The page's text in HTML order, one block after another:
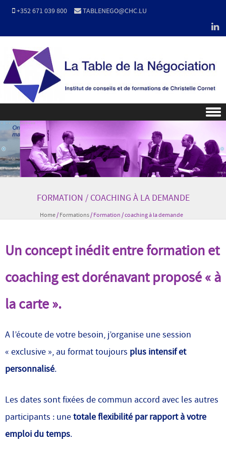
+352 671 039 800 TABLENEGO@CHC.LU
Skip to content
FORMATION / COACHING À LA DEMANDE
Home/ Formations/ Formation / coaching à la demande
Un concept inédit entre formation et
coaching est dorénavant proposé « à
la carte ».
A l’écoute de votre besoin, j’organise une session
« exclusive », au format toujours plus intensif et
personnalisé.
Les dates sont fixées de commun accord avec les autres
participants : unetotale flexibilité par rapport à votre
emploi du temps.